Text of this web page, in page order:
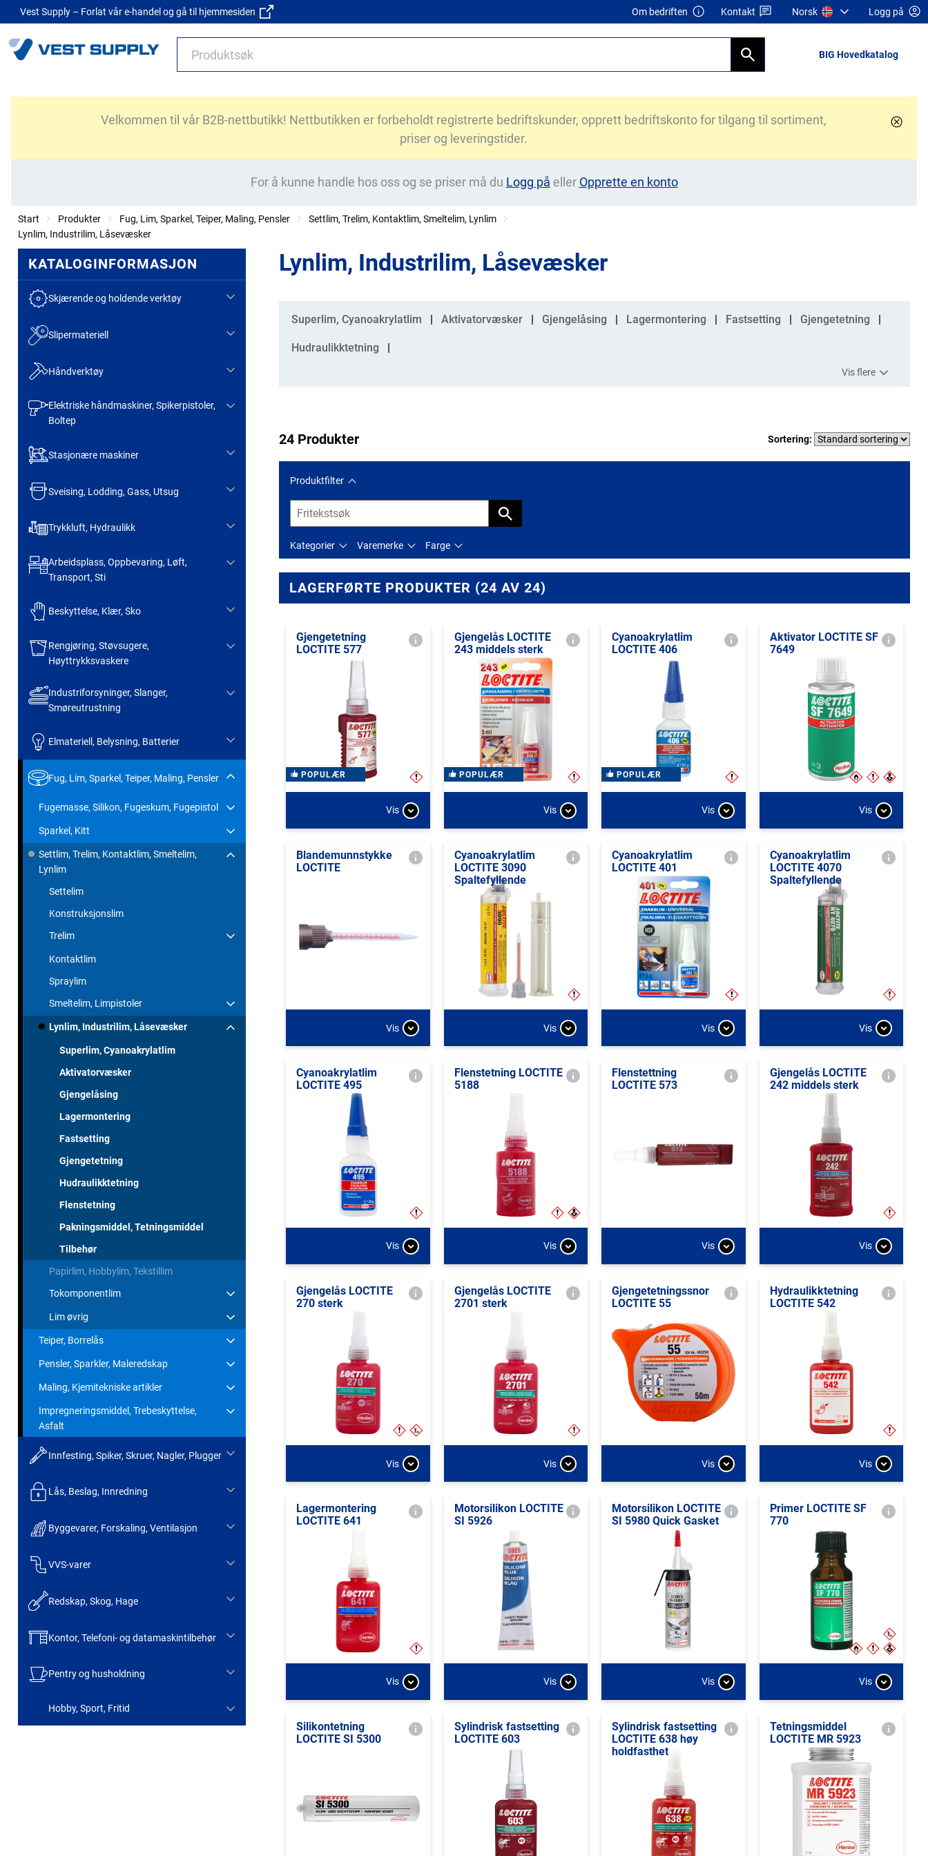
Vest Supply – Forlat vår e-handel og gå til hjemmesiden Om bedriften Kontakt Norsk Logg på
BIG Hovedkatalog
Velkommen til vår B2B-nettbutikk! Nettbutikken er forbeholdt registrerte bedriftskunder, opprett bedriftskonto for tilgang til sortiment,
priser og leveringstider.
For å kunne handle hos oss og se priser må du Logg på eller Opprette en konto
Start Produkter Fug, Lim, Sparkel, Teiper, Maling, Pensler
Settlim, Trelim, Kontaktlim, Smeltelim, Lynlim
Lynlim, Industrilim, Låsevæsker
KATALOGINFORMASJON
Skjærende og holdende verktøy
Slipermateriell
Håndverktøy
Elektriske håndmaskiner, Spikerpistoler,
Boltep
Stasjonære maskiner
Sveising, Lodding, Gass, Utsug
Trykkluft, Hydraulikk
Arbeidsplass, Oppbevaring, Løft,
Transport, Sti
Beskyttelse, Klær, Sko
Rengjøring, Støvsugere,
Høyttrykksvaskere
Industriforsyninger, Slanger,
Smøreutrustning
Elmateriell, Belysning, Batterier
Fug, Lim, Sparkel, Teiper, Maling, Pensler
Fugemasse, Silikon, Fugeskum, Fugepistol
Sparkel, Kitt
Settlim, Trelim, Kontaktlim, Smeltelim,
Lynlim
Settelim
Konstruksjonslim
Trelim
Kontaktlim
Spraylim
Smeltelim, Limpistoler
Lynlim, Industrilim, Låsevæsker
Superlim, Cyanoakrylatlim
Aktivatorvæsker
Gjengelåsing
Lagermontering
Fastsetting
Gjengetetning
Hudraulikktetning
Flenstetning
Pakningsmiddel, Tetningsmiddel
Tilbehør
Papirlim, Hobbylim, Tekstillim
Tokomponentlim
Lim øvrig
Teiper, Borrelås
Pensler, Sparkler, Maleredskap
Maling, Kjemitekniske artikler
Impregneringsmiddel, Trebeskyttelse,
Asfalt
Innfesting, Spiker, Skruer, Nagler, Plugger
Lås, Beslag, Innredning
Byggevarer, Forskaling, Ventilasjon
VVS-varer
Redskap, Skog, Hage
Kontor, Telefoni- og datamaskintilbehør
Pentry og husholdning
Hobby, Sport, Fritid
Lynlim, Industrilim, Låsevæsker
Kategorier
Superlim, Cyanoakrylatlim Aktivatorvæsker Gjengelåsing Lagermontering Fastsetting Gjengetetning
Hudraulikktetning
Vis flere
24 Produkter Sortering:
Produktfilter
Kategorier Varemerke Farge
LAGERFØRTE PRODUKTER (24 AV 24)
Gjengetetning
LOCTITE 577
POPULÆR
Vis
Gjengelås LOCTITE
243 middels sterk
POPULÆR
Vis
Cyanoakrylatlim
LOCTITE 406
POPULÆR
Vis
Aktivator LOCTITE SF
7649
Vis
Blandemunnstykke
LOCTITE
Vis
Cyanoakrylatlim
LOCTITE 3090
Spaltefyllende
Vis
Cyanoakrylatlim
LOCTITE 401
Vis
Cyanoakrylatlim
LOCTITE 4070
Spaltefyllende
Vis
Cyanoakrylatlim
LOCTITE 495
Vis
Flenstetning LOCTITE
5188
Vis
Flenstettning
LOCTITE 573
Vis
Gjengelås LOCTITE
242 middels sterk
Vis
Gjengelås LOCTITE
270 sterk
Vis
Gjengelås LOCTITE
2701 sterk
Vis
Gjengetetningssnor
LOCTITE 55
Vis
Hydraulikktetning
LOCTITE 542
Vis
Lagermontering
LOCTITE 641
Vis
Motorsilikon LOCTITE
SI 5926
Vis
Motorsilikon LOCTITE
SI 5980 Quick Gasket
Vis
Primer LOCTITE SF
770
Vis
Silikontetning
LOCTITE SI 5300
Sylindrisk fastsetting
LOCTITE 603
Sylindrisk fastsetting
LOCTITE 638 høy
holdfasthet
Tetningsmiddel
LOCTITE MR 5923